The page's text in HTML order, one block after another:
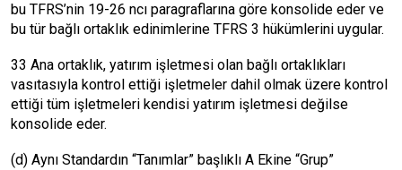
bu TFRS’nin 19-26 ncı paragraflarına göre konsolide eder ve
bu tür bağlı ortaklık edinimlerine TFRS 3 hükümlerini uygular.
33 Ana ortaklık, yatırım işletmesi olan bağlı ortaklıkları
vasıtasıyla kontrol ettiği işletmeler dahil olmak üzere kontrol
ettiği tüm işletmeleri kendisi yatırım işletmesi değilse
konsolide eder.
(d) Aynı Standardın “Tanımlar” başlıklı A Ekine “Grup”